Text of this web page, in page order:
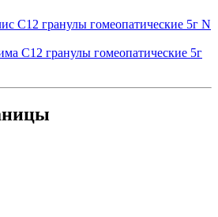
С12 гранулы гомеопатические 5г N
С12 гранулы гомеопатические 5г